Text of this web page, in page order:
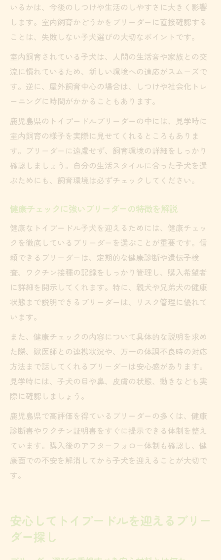
いるかは、今後のしつけや生活のしやすさに大きく影響
します。室内飼育かどうかをブリーダーに直接確認する
ことは、失敗しない子犬選びの大切なポイントです。
室内飼育されている子犬は、人間の生活音や家族との交
流に慣れているため、新しい環境への適応がスムーズで
す。逆に、屋外飼育中心の場合は、しつけや社会化トレ
ーニングに時間がかかることもあります。
鹿児島県のトイプードルブリーダーの中には、見学時に
室内飼育の様子を実際に見せてくれるところもありま
す。ブリーダーに遠慮せず、飼育環境の詳細をしっかり
確認しましょう。自分の生活スタイルに合った子犬を選
ぶためにも、飼育環境は必ずチェックしてください。
健康チェックに強いブリーダーの特徴を解説
健康なトイプードル子犬を迎えるためには、健康チェッ
クを徹底しているブリーダーを選ぶことが重要です。信
頼できるブリーダーは、定期的な健康診断や遺伝子検
査、ワクチン接種の記録をしっかり管理し、購入希望者
に詳細を開示してくれます。特に、親犬や兄弟犬の健康
状態まで説明できるブリーダーは、リスク管理に優れて
います。
また、健康チェックの内容について具体的な説明を求め
た際、獣医師との連携状況や、万一の体調不良時の対応
方法まで話してくれるブリーダーは安心感があります。
見学時には、子犬の目や鼻、皮膚の状態、動きなども実
際に確認しましょう。
鹿児島県で高評価を得ているブリーダーの多くは、健康
診断書やワクチン証明書をすぐに提示できる体制を整え
ています。購入後のアフターフォロー体制も確認し、健
康面での不安を解消してから子犬を迎えることが大切で
す。
安心してトイプードルを迎えるブリー
ダー探し